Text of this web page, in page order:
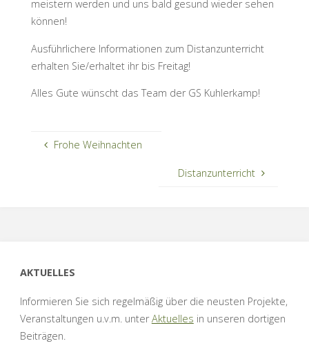
meistern werden und uns bald gesund wieder sehen
können!
Ausführlichere Informationen zum Distanzunterricht
erhalten Sie/erhaltet ihr bis Freitag!
Alles Gute wünscht das Team der GS Kuhlerkamp!
Frohe Weihnachten
Distanzunterricht
AKTUELLES
Informieren Sie sich regelmäßig über die neusten Projekte,
Veranstaltungen u.v.m. unterAktuelles in unseren dortigen
Beiträgen.